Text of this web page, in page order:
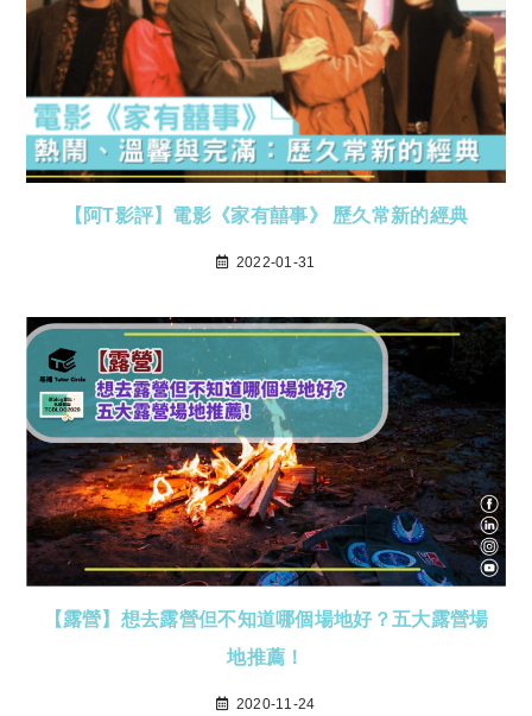
【阿T影評】電影《家有囍事》 歷久常新的經典
2022-01-31
【露營】想去露營但不知道哪個場地好？五大露營場
地推薦！
2020-11-24